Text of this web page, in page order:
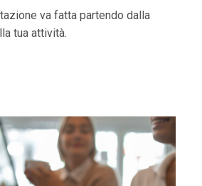
va fatta partendo dalla
tua attività.